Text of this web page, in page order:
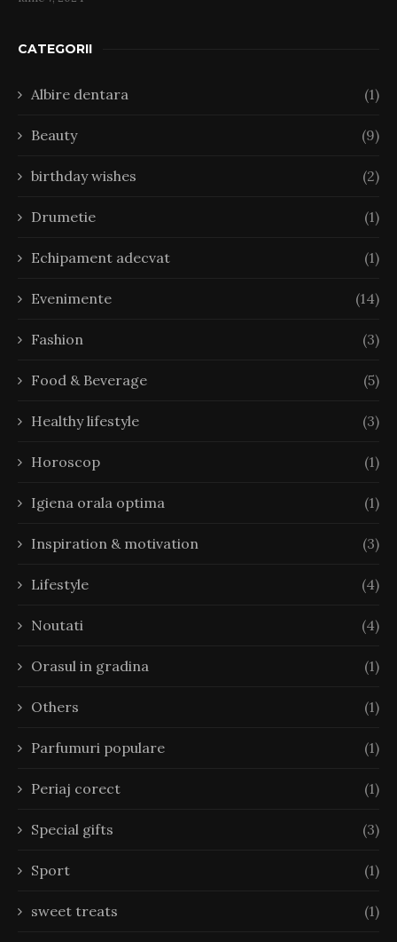
CATEGORII
Albire dentara (1)
Beauty (9)
birthday wishes (2)
Drumetie (1)
Echipament adecvat (1)
Evenimente (14)
Fashion (3)
Food & Beverage (5)
Healthy lifestyle (3)
Horoscop (1)
Igiena orala optima (1)
Inspiration & motivation (3)
Lifestyle (4)
Noutati (4)
Orasul in gradina (1)
Others (1)
Parfumuri populare (1)
Periaj corect (1)
Special gifts (3)
Sport (1)
sweet treats (1)